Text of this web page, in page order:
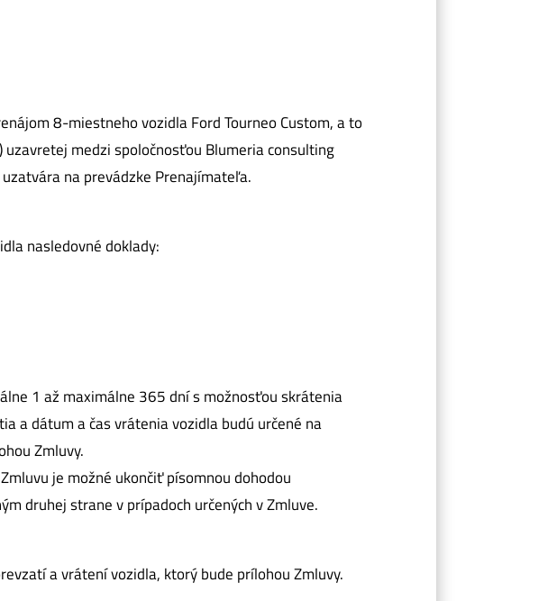
8-miestneho vozidla Ford Tourneo Custom, a to
uzavretej medzi spoločnosťou Blumeria consulting
na prevádzke Prenajímateľa.
nasledovné doklady:
1 až maximálne 365 dní s možnosťou skrátenia
a dátum a čas vrátenia vozidla budú určené na
Zmluvy.
je možné ukončiť písomnou dohodou
druhej strane v prípadoch určených v Zmluve.
a vrátení vozidla, ktorý bude prílohou Zmluvy.